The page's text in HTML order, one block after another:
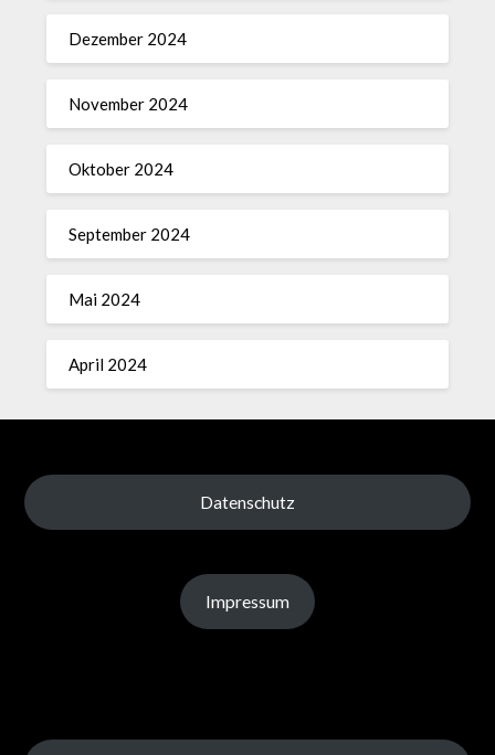
Dezember 2024
November 2024
Oktober 2024
September 2024
Mai 2024
April 2024
Datenschutz
Impressum